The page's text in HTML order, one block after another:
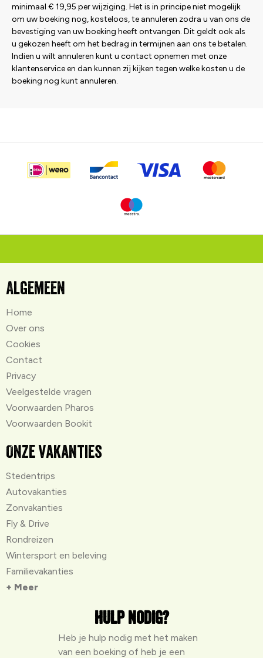
minimaal € 19,95 per wijziging. Het is in principe niet mogelijk
om uw boeking nog, kosteloos, te annuleren zodra u van ons de
bevestiging van uw boeking heeft ontvangen. Dit geldt ook als
u gekozen heeft om het bedrag in termijnen aan ons te betalen.
Indien u wilt annuleren kunt u contact opnemen met onze
klantenservice en dan kunnen zij kijken tegen welke kosten u de
boeking nog kunt annuleren.
Algemeen
Home
Over ons
Cookies
Contact
Privacy
Veelgestelde vragen
Voorwaarden Pharos
Voorwaarden Bookit
Onze vakanties
Stedentrips
Autovakanties
Zonvakanties
Fly & Drive
Rondreizen
Wintersport en beleving
Familievakanties
+ Meer
Hulp nodig?
Heb je hulp nodig met het maken
van een boeking of heb je een